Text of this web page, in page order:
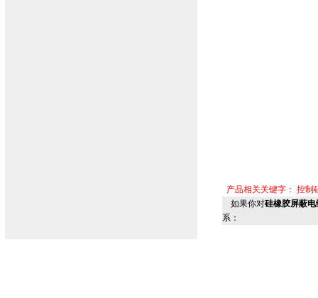
产品相关关键字： 控制
如果你对硅橡胶屏蔽电
系：